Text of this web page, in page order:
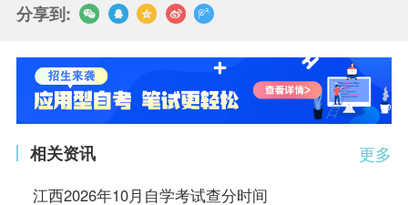
分享到:
更多
相关资讯
江西2026年10月自学考试查分时间